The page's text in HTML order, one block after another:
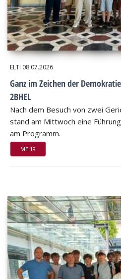
ELTI 08.07.2026
Ganz im Zeichen der
2BHEL
Nach dem Besuch von zwei
stand am Mittwoch eine
am Programm.
MEHR